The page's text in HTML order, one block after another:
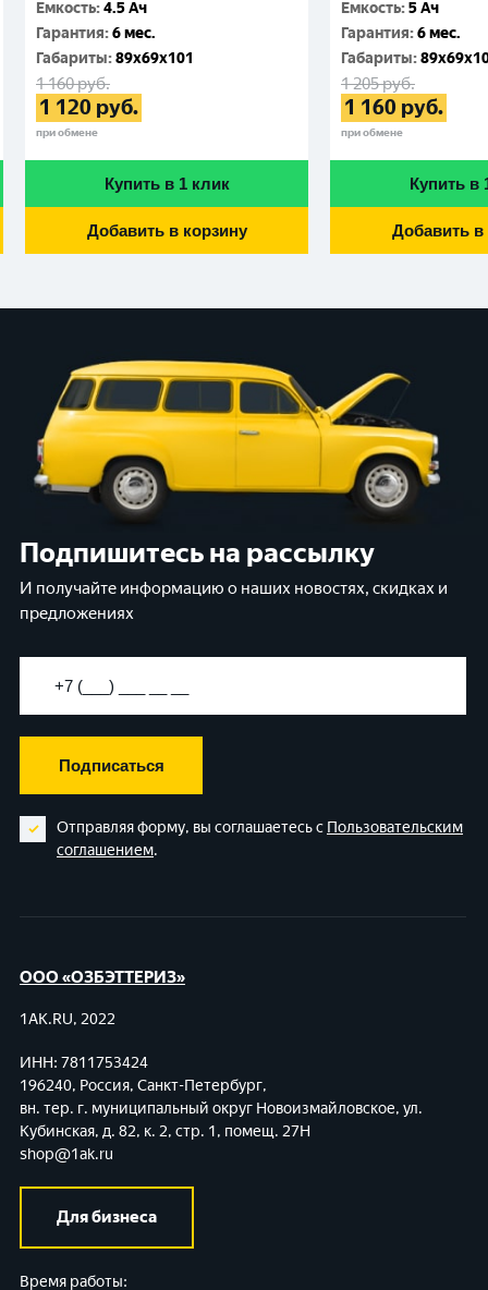
Емкость:4.5 Ач
Гарантия:6 мес.
Габариты:89x69x101
1 160руб.
1 120 руб.
при обмене
Купить в 1 клик
Добавить в корзину
Емкость:5 Ач
Гарантия:6 мес.
Габариты:
1 205руб.
1 160 руб.
при обмене
Купить в
Добавить в
Подпишитесь на рассылку
И получайте информацию о наших новостях, скидках и
предложениях
Подписаться
Отправляя форму, вы соглашаетесь с Пользовательским
соглашением.
ООО «ОЗБЭТТЕРИЗ»
1AK.RU, 2022
ИНН: 7811753424
196240, Россия, Санкт-Петербург,
вн. тер. г. муниципальный округ Новоизмайловское, ул.
Кубинская, д. 82, к. 2, стр. 1, помещ. 27Н
shop@1ak.ru
Для бизнеса
Время работы: